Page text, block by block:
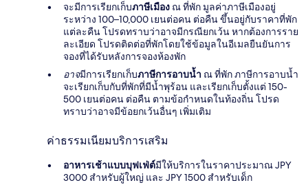
จะมีการเรียกเก็บภาษีเมือง ณ ที่พัก มูลค่าภาษีเมืองอยู่
ระหว่าง 100–10,000 เยนต่อคน ต่อคืน ขึ้นอยู่กับราคาที่พัก
แต่ละคืน โปรดทราบว่าอาจมีกรณียกเว้น หากต้องการราย
ละเอียด โปรดติดต่อที่พักโดยใช้ข้อมูลในอีเมลยืนยันการ
จองที่ได้รับหลังการจองห้องพัก
อาจมีการเรียกเก็บภาษีการอาบน้ำ ณ ที่พัก ภาษีการอาบน้ำ
จะเรียกเก็บกับที่พักที่มีน้ำพุร้อน และเรียกเก็บตั้งแต่ 150-
500 เยนต่อคน ต่อคืน ตามข้อกำหนดในท้องถิ่น โปรด
ทราบว่าอาจมีข้อยกเว้นอื่นๆ เพิ่มเติม
ค่าธรรมเนียมบริการเสริม
อาหารเช้าแบบบุฟเฟ่ต์มีให้บริการในราคาประมาณ JPY
3000 สำหรับผู้ใหญ่ และ JPY 1500 สำหรับเด็ก